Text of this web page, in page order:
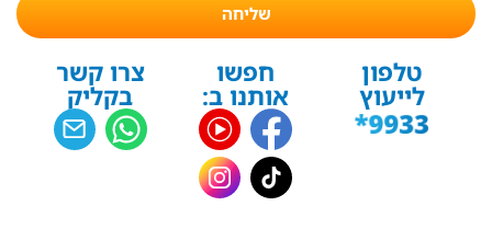
שליחה
טלפון
לייעוץ
חפשו
אותנו ב:
צרו קשר
בקליק